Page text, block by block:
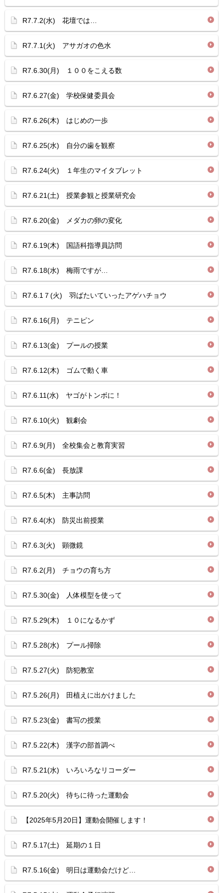
R7.7.2(水) 花壇では…
R7.7.1(火) アサガオの色水
R7.6.30(月) １００をこえる数
R7.6.27(金) 学校保健委員会
R7.6.26(木) はじめの一歩
R7.6.25(水) 自分の歯を観察
R7.6.24(火) １年生のマイタブレット
R7.6.21(土) 授業参観と授業研究会
R7.6.20(金) メダカの卵の変化
R7.6.19(木) 国語科指導員訪問
R7.6.18(水) 梅雨ですが…
R7.6.1７(火) 羽ばたいていったアゲハチョウ
R7.6.16(月) テニピン
R7.6.13(金) プールの授業
R7.6.12(木) ゴムで動く車
R7.6.11(水) ヤゴがトンボに！
R7.6.10(火) 観劇会
R7.6.9(月) 全校集会と教育実習
R7.6.6(金) 長放課
R7.6.5(木) 主事訪問
R7.6.4(水) 防災出前授業
R7.6.3(火) 顕微鏡
R7.6.2(月) チョウの育ち方
R7.5.30(金) 人体模型を使って
R7.5.29(木) １０になるかず
R7.5.28(水) プール掃除
R7.5.27(火) 防犯教室
R7.5.26(月) 田植えに出かけました
R7.5.23(金) 書写の授業
R7.5.22(木) 漢字の部首調べ
R7.5.21(水) いろいろなリコーダー
R7.5.20(火) 待ちに待った運動会
【2025年5月20日】運動会開催します！
R7.5.17(土) 延期の１日
R7.5.16(金) 明日は運動会だけど…